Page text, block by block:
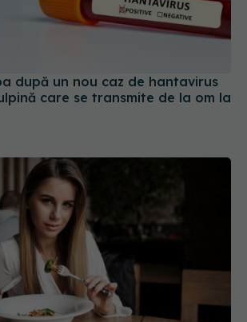
după un nou caz de hantavirus
care se transmite de la om la